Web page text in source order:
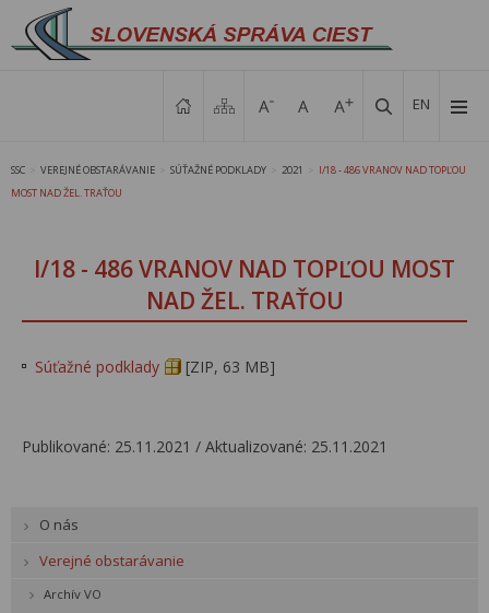
EN
SSC VEREJNÉ OBSTARÁVANIE SÚŤAŽNÉ PODKLADY 2021
I/18 - 486 VRANOV NAD TOPĽOU
MOST NAD ŽEL. TRAŤOU
I/18 - 486 VRANOV NAD TOPĽOU MOST
NAD ŽEL. TRAŤOU
Súťažné podklady [ZIP, 63 MB]
Publikované: 25.11.2021 / Aktualizované: 25.11.2021
O nás
Verejné obstarávanie
Archív VO